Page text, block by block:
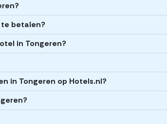
te betalen?
in Tongeren?
in Tongeren op Hotels.nl?